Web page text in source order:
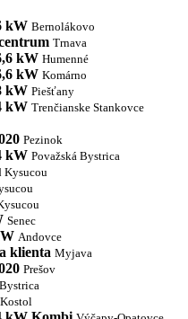
kW Bernolákovo
Trnava
kW Humenné
kW Komárno
kW Piešťany
kW Trenčianske Stankovce
Pezinok
kW Považská Bystrica
Kysucou
Senec
Andovce
klienta Myjava
Prešov